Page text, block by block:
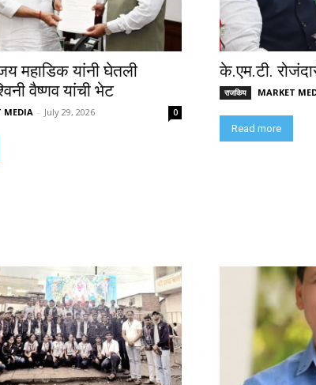
महाडिक यांनी घेतली
वैष्णव यांची भेट
MEDIA - July 29, 2026 0
के.एम.टी.
राजकिय MARKET
Read more